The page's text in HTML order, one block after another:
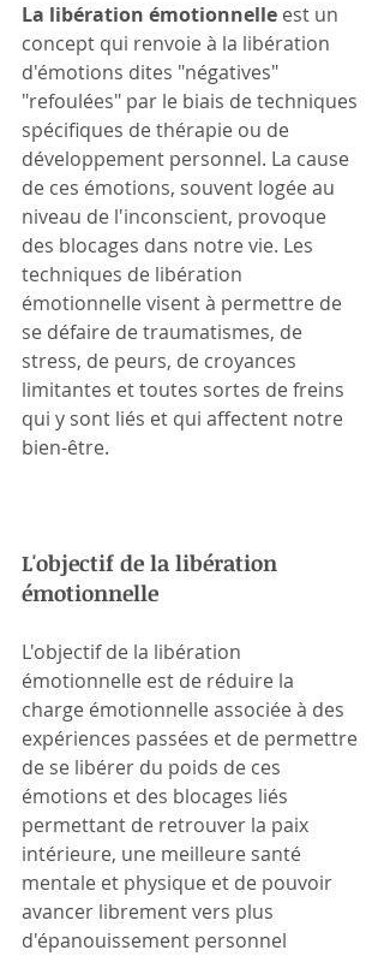
La libération émotionnelle est un
concept qui renvoie à la libération
d'émotions dites "négatives"
"refoulées" par le biais de techniques
spécifiques de thérapie ou de
développement personnel. La cause
de ces émotions, souvent logée au
niveau de l'inconscient, provoque
des blocages dans notre vie. Les
techniques de libération
émotionnelle visent à permettre de
se défaire de traumatismes, de
stress, de peurs, de croyances
limitantes et toutes sortes de freins
qui y sont liés et qui affectent notre
bien-être.
L'objectif de la libération
émotionnelle
L'objectif de la libération
émotionnelle est de réduire la
charge émotionnelle associée à des
expériences passées et de permettre
de se libérer du poids de ces
émotions et des blocages liés
permettant de retrouver la paix
intérieure, une meilleure santé
mentale et physique et de pouvoir
avancer librement vers plus
d'épanouissement personnel